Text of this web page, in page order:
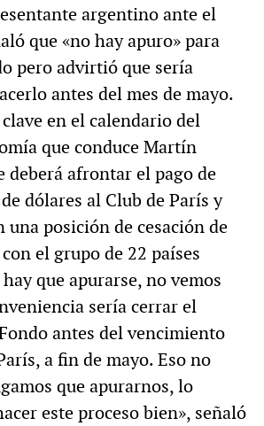
argentino ante el
que «no hay apuro» para
pero advirtió que sería
antes del mes de mayo.
en el calendario del
que conduce Martín
deberá afrontar el pago de
dólares al Club de París y
una posición de cesación de
el grupo de 22 países
que apurarse, no vemos
sería cerrar el
antes del vencimiento
a fin de mayo. Eso no
que apurarnos, lo
este proceso bien», señaló